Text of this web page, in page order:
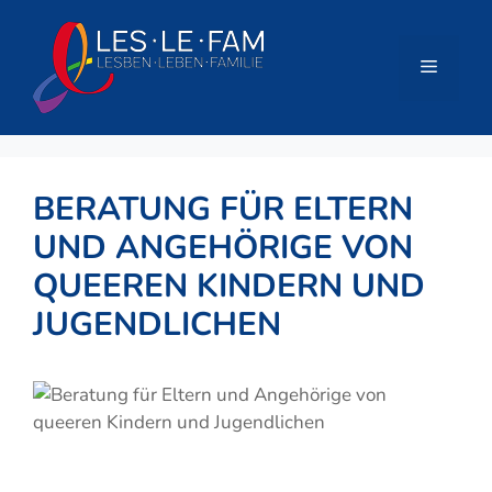
springen
Menü
BERATUNG FÜR ELTERN
UND ANGEHÖRIGE VON
QUEEREN KINDERN UND
JUGENDLICHEN